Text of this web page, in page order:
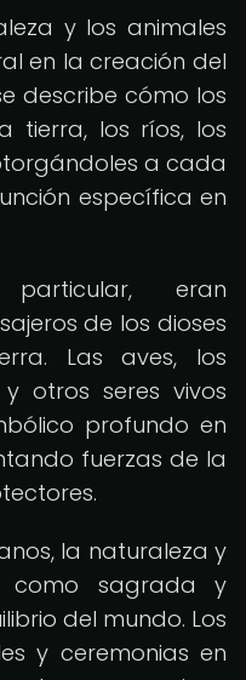
y los animales
en la creación del
describe cómo los
tierra, los ríos, los
a cada
específica en
eran
de los dioses
Las aves, los
otros seres vivos
profundo en
fuerzas de la
la naturaleza y
como sagrada y
del mundo. Los
y ceremonias en